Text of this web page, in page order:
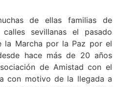
de ellas familias de
sevillanas el pasado
la Marcha por la Paz por el
hace más de 20 años
de Amistad con el
con motivo de la llegada a